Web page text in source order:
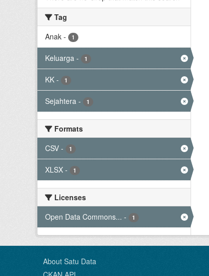
Tag
Anak - 1
Keluarga - 1
KK - 1
Sejahtera - 1
Formats
CSV - 1
XLSX - 1
Licenses
Open Data Commons... - 1
About Satu Data